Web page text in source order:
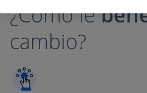
¿Cómo le
cambio?